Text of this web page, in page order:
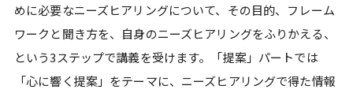
めに必要なニーズヒアリングについて、その目的、フレーム
ワークと聞き方を、自身のニーズヒアリングをふりかえる、
という3ステップで講義を受けます。「提案」パートでは
「心に響く提案」をテーマに、ニーズヒアリングで得た情報